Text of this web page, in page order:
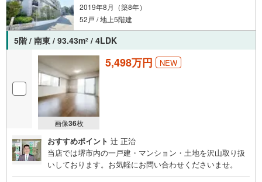
2019年8月（築8年）
52戸 / 地上5階建
5階 / 南東 / 93.43m2 / 4LDK
画像36枚
5,498万円 NEW
おすすめポイント 辻 正治
当店では堺市内の一戸建・マンション・土地を沢山取り扱
いしております。お気軽にお問い合わせくださいませ。